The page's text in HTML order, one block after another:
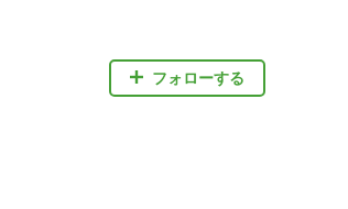
フォローする